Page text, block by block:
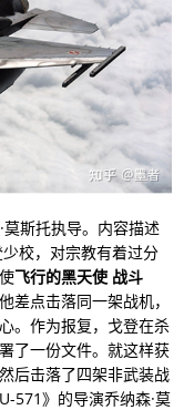
斯托执导。内容描述
校，对宗教有着过分
飞行的黑天使 战斗
差点击落同一架战机，
。作为报复，戈登在杀
了一份文件。就这样获
后击落了四架非武装战
571》的导演乔纳森·莫